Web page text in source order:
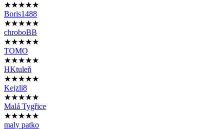
★★★★★
Boris1488
★★★★★
chroboBB
★★★★★
TOMO
★★★★★
HKtuleň
★★★★★
Kejzli8
★★★★★
Malá Tygřice
★★★★★
maly patko